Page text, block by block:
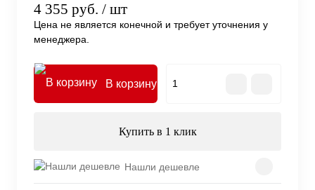
4 355 руб. / шт
Цена не является конечной и требует уточнения у
менеджера.
В корзину
Купить в 1 клик
Нашли дешевле